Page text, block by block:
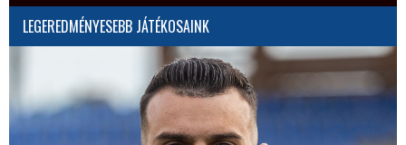
LEGEREDMÉNYESEBB JÁTÉKOSAINK